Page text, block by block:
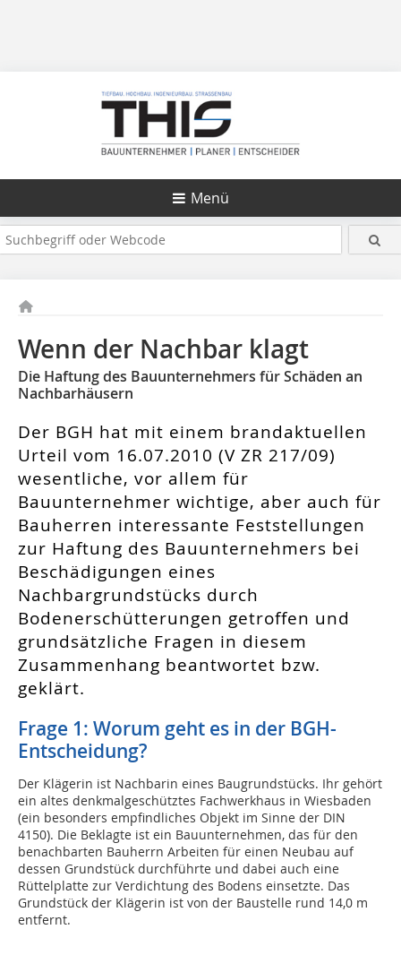
Menü
Wenn der Nachbar klagt
Die Haftung des Bauunternehmers für Schäden an
Nachbarhäusern
Der BGH hat mit einem brandaktuellen
Urteil vom 16.07.2010 (V ZR 217/09)
wesentliche, vor allem für
Bauunternehmer wichtige, aber auch für
Bauherren interessante Feststellungen
zur Haftung des Bauunternehmers bei
Beschädigungen eines
Nachbargrundstücks durch
Bodenerschütterungen getroffen und
grundsätzliche Fragen in diesem
Zusammenhang beantwortet bzw.
geklärt.
Frage 1: Worum geht es in der BGH-
Entscheidung?
Der Klägerin ist Nachbarin eines Baugrundstücks. Ihr gehört
ein altes denkmalgeschütztes Fachwerkhaus in Wiesbaden
(ein besonders empfindliches Objekt im Sinne der DIN
4150). Die Beklagte ist ein Bauunternehmen, das für den
benachbarten Bauherrn Arbeiten für einen Neubau auf
dessen Grundstück durchführte und dabei auch eine
Rüttelplatte zur Verdichtung des Bodens einsetzte. Das
Grundstück der Klägerin ist von der Baustelle rund 14,0 m
entfernt.